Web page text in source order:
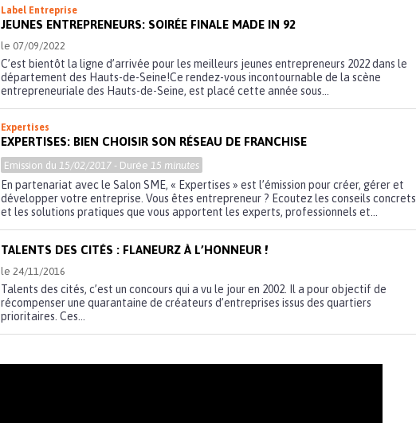
Label Entreprise
JEUNES ENTREPRENEURS: SOIRÉE FINALE MADE IN 92
le 07/09/2022
C’est bientôt la ligne d’arrivée pour les meilleurs jeunes entrepreneurs 2022 dans le
département des Hauts-de-Seine!Ce rendez-vous incontournable de la scène
entrepreneuriale des Hauts-de-Seine, est placé cette année sous...
Expertises
EXPERTISES: BIEN CHOISIR SON RÉSEAU DE FRANCHISE
Emission du15/02/2017 - Durée15 minutes
En partenariat avec le Salon SME, « Expertises » est l’émission pour créer, gérer et
développer votre entreprise. Vous êtes entrepreneur ? Ecoutez les conseils concrets
et les solutions pratiques que vous apportent les experts, professionnels et...
TALENTS DES CITÉS : FLANEURZ À L’HONNEUR !
le 24/11/2016
Talents des cités, c’est un concours qui a vu le jour en 2002. Il a pour objectif de
récompenser une quarantaine de créateurs d’entreprises issus des quartiers
prioritaires. Ces...